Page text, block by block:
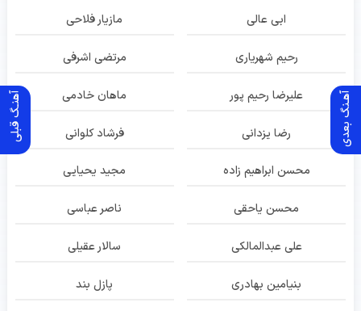
آهنـگ قبلی آهـنگ بعدی
ابی عالی مازیار فلاحی
رحیم شهریاری مرتضی اشرفی
علیرضا رحیم پور ماهان خادمی
رضا یزدانی فرشاد کلوانی
محسن ابراهیم زاده مجید یحیایی
محسن یاحقی ناصر عباسی
علی عبدالمالکی سالار عقیلی
بنیامین بهادری پازل بند